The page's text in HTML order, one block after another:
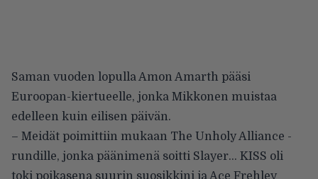
Saman vuoden lopulla Amon Amarth pääsi
Euroopan-kiertueelle, jonka Mikkonen muistaa
edelleen kuin eilisen päivän.
– Meidät poimittiin mukaan The Unholy Alliance -
rundille, jonka päänimenä soitti Slayer… KISS oli
toki poikasena suurin suosikkini ja Ace Frehley